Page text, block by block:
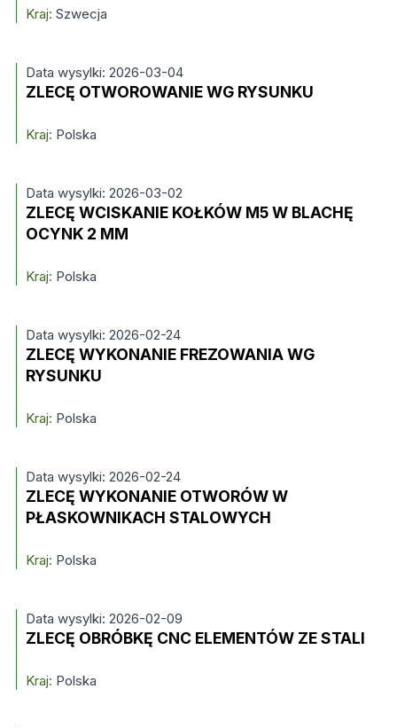
Kraj: Szwecja
Data wysylki: 2026-03-04
ZLECĘ OTWOROWANIE WG RYSUNKU
Kraj: Polska
Data wysylki: 2026-03-02
ZLECĘ WCISKANIE KOŁKÓW M5 W BLACHĘ
OCYNK 2 MM
Kraj: Polska
Data wysylki: 2026-02-24
ZLECĘ WYKONANIE FREZOWANIA WG
RYSUNKU
Kraj: Polska
Data wysylki: 2026-02-24
ZLECĘ WYKONANIE OTWORÓW W
PŁASKOWNIKACH STALOWYCH
Kraj: Polska
Data wysylki: 2026-02-09
ZLECĘ OBRÓBKĘ CNC ELEMENTÓW ZE STALI
Kraj: Polska